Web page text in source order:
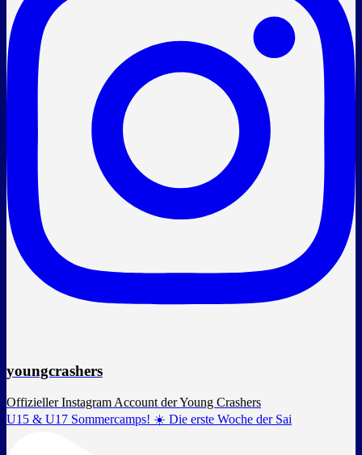
youngcrashers
Offizieller Instagram Account der Young Crashers
U15 & U17 Sommercamps! ☀️ Die erste Woche der Sai